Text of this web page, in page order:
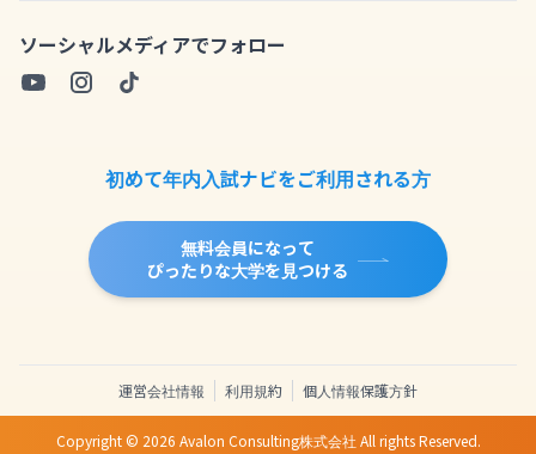
ソーシャルメディアでフォロー
初めて年内入試ナビをご利用される方
無料会員になって
ぴったりな大学を見つける
運営会社情報 利用規約 個人情報保護方針
Copyright © 2026 Avalon Consulting株式会社 All rights Reserved.